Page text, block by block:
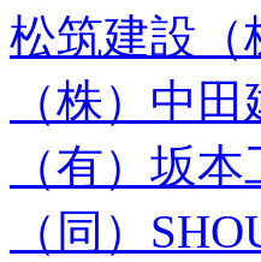
松筑建設
（株）中
（有）坂
（同）